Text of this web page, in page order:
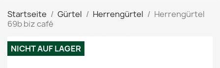
Startseite Gürtel Herrengürtel
Herrengürtel
69b biz café
NICHT AUF LAGER